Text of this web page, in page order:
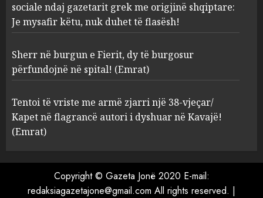
zjarri një 38-vjeçar/ Kapet në
flagrancë autori i dyshuar në
Kavajë! (Emrat)
sociale ndaj gazetarit grek me origjinë shqiptare:
Je mysafir këtu, nuk duhet të flasësh!
Sherr në burgun e Fierit, dy të burgosur
përfundojnë në spital! (Emrat)
Tentoi të vriste me armë zjarri një 38-vjeçar/
Kapet në flagrancë autori i dyshuar në Kavajë!
(Emrat)
Copyright © Gazeta Jonë 2020 E-mail:
redaksiagazetajone@gmail.com All rights reserved. |